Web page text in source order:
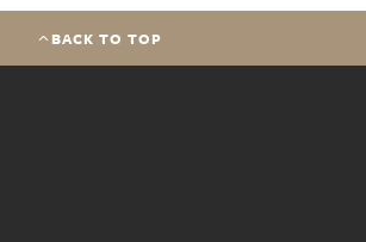
BACK TO TOP